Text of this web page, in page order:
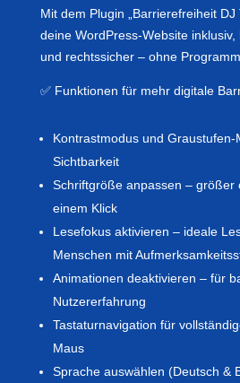
Mit dem Plugin „Barrierefreiheit DJ
deine WordPress-Website
und rechtssicher – ohne
✅ Funktionen für mehr digitale
Kontrastmodus und
Sichtbarkeit
Schriftgröße anpassen – größer
einem Klick
Lesefokus aktivieren – ideale
Menschen mit
Animationen deaktivieren – für
Nutzererfahrung
Tastaturnavigation für
Maus
Sprache auswählen (Deutsch &